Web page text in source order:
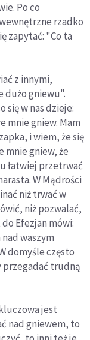
Po co
rzadko
zapytać: "Co ta
z innymi,
dużo gniewu".
w nas dzieje:
mnie gniew. Mam
i wiem, że się
mnie gniew, że
łatwiej przetrwać
W Mądrości
niż trwać w
niż pozwalać,
do Efezjan mówi:
waszym
domyśle często
przegadać trudną
jest
nad gniewem, to